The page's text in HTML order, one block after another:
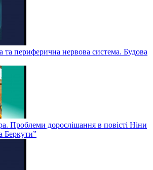
та периферична нервова система. Будова
Проблеми дорослішання в повісті Ніни
Беркути”